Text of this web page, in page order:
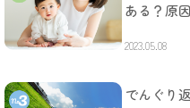
ある？原
2023.05.08
でんぐり